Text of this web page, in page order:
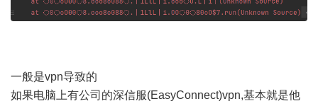
一般是vpn导致的
如果电脑上有公司的深信服(EasyConnect)vpn,基本就是他